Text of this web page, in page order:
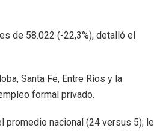
de 58.022 (-22,3%), detalló el
Santa Fe, Entre Ríos y la
formal privado.
promedio nacional (24 versus 5); le